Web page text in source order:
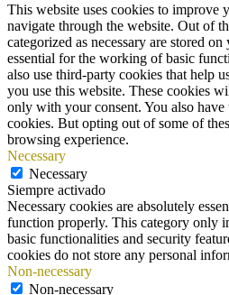
This website uses cookies to improve
navigate through the website. Out of
categorized as necessary are stored
essential for the working of basic
also use third-party cookies that help
you use this website. These cookies
only with your consent. You also
cookies. But opting out of some of
browsing experience.
Necessary
Necessary
Siempre activado
Necessary cookies are absolutely
function properly. This category only
basic functionalities and security
cookies do not store any personal
Non-necessary
Non-necessary